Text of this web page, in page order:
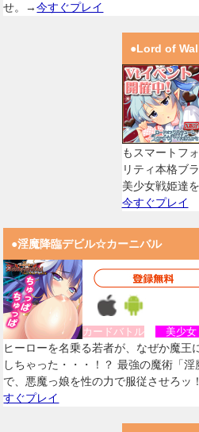
せ。→今すぐプレイ
●Lord of
もスマートフ
リティ本格ブ
美少女戦姫達
今すぐプレイ
●淫魔降臨デビル☆カーニバル
カードバトル 美少
ヒーローを名乗る若者が、なぜか魔王
しちゃった・・・！？ 最強の魔術「淫
で、悪魔っ娘を性の力で服従させろッ
すぐプレイ